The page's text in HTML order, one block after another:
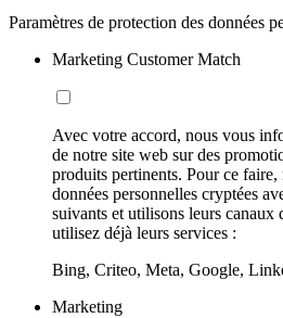
Paramètres de protection des données
Marketing Customer Match
Avec votre accord, nous vous
de notre site web sur des
produits pertinents. Pour ce
données personnelles cryptées
suivants et utilisons leurs
utilisez déjà leurs services :
Bing, Criteo, Meta, Google,
Marketing